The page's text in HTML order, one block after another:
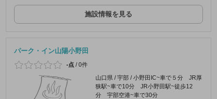
施設情報を見る
パーク・イン山陽小野田
-点 /0件
山口県 / 宇部 / 小野田IC~車で５分 JR厚
狭駅~車で10分 JR小野田駅~徒歩12
分 宇部空港~車で30分